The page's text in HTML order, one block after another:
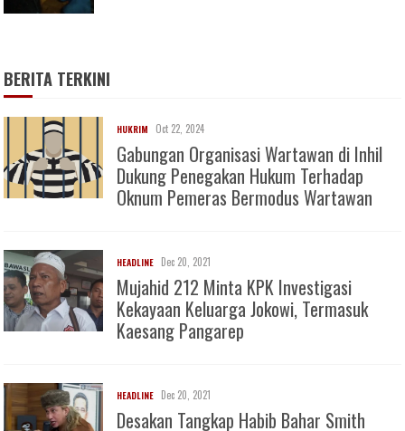
BERITA TERKINI
HUKRIM Oct 22, 2024
Gabungan Organisasi Wartawan di Inhil
Dukung Penegakan Hukum Terhadap
Oknum Pemeras Bermodus Wartawan
HEADLINE Dec 20, 2021
Mujahid 212 Minta KPK Investigasi
Kekayaan Keluarga Jokowi, Termasuk
Kaesang Pangarep
HEADLINE Dec 20, 2021
Desakan Tangkap Habib Bahar Smith